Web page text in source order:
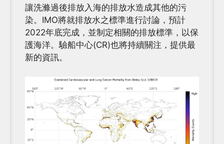
讓洗滌過後排放入海的排放水造成其他的污
染。IMO將就排放水之標準進行討論，預計
2022年底完成，並制定相關的排放標準，以保
護海洋。驗船中心(CR)也將持續關注，提供最
新的資訊。